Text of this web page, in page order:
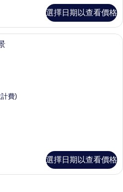
選擇日期以查看價格
別墅, 1 間臥室, 私人泳池, 海景 | 高級
費)
選擇日期以查看價格